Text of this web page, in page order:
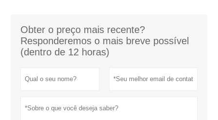
Obter o preço mais recente?
Responderemos o mais breve possível
(dentro de 12 horas)